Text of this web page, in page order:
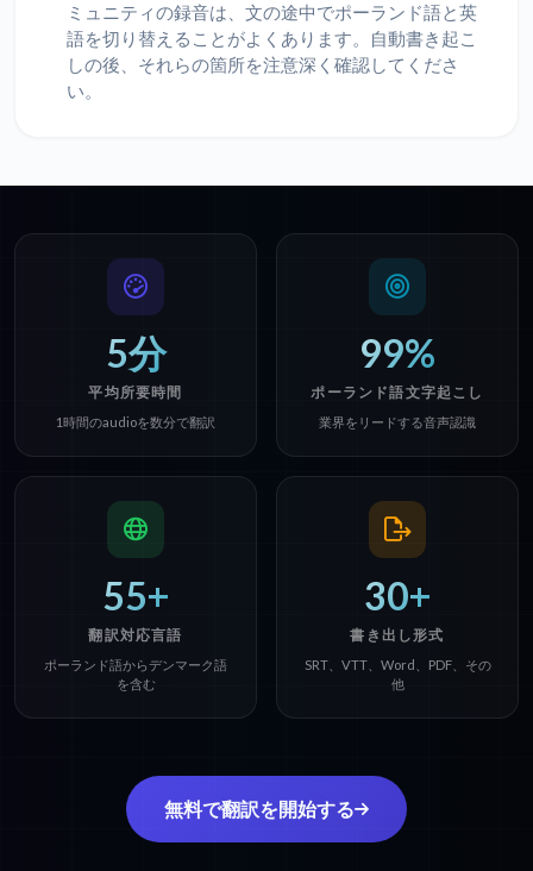
ミュニティの録音は、文の途中でポーランド語と英
語を切り替えることがよくあります。自動書き起こ
しの後、それらの箇所を注意深く確認してくださ
い。
5分
平均所要時間
1時間のaudioを数分で翻訳
99%
ポーランド語文字起こし
業界をリードする音声認識
55+
翻訳対応言語
ポーランド語からデンマーク語
を含む
30+
書き出し形式
SRT、VTT、Word、PDF、その
他
無料で翻訳を開始する